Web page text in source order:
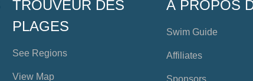
TROUVEUR DES
PLAGES
See Regions
View Map
À PROPOS
Swim Guide
Affiliates
Sponsors